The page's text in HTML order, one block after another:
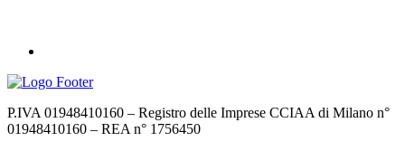
P.IVA 01948410160 – Registro delle Imprese CCIAA di Milano n°
01948410160 – REA n° 1756450